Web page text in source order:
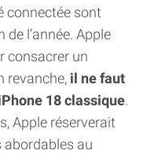
connectée sont
l’année. Apple
consacrer un
revanche, il ne faut
18 classique.
Apple réserverait
abordables au